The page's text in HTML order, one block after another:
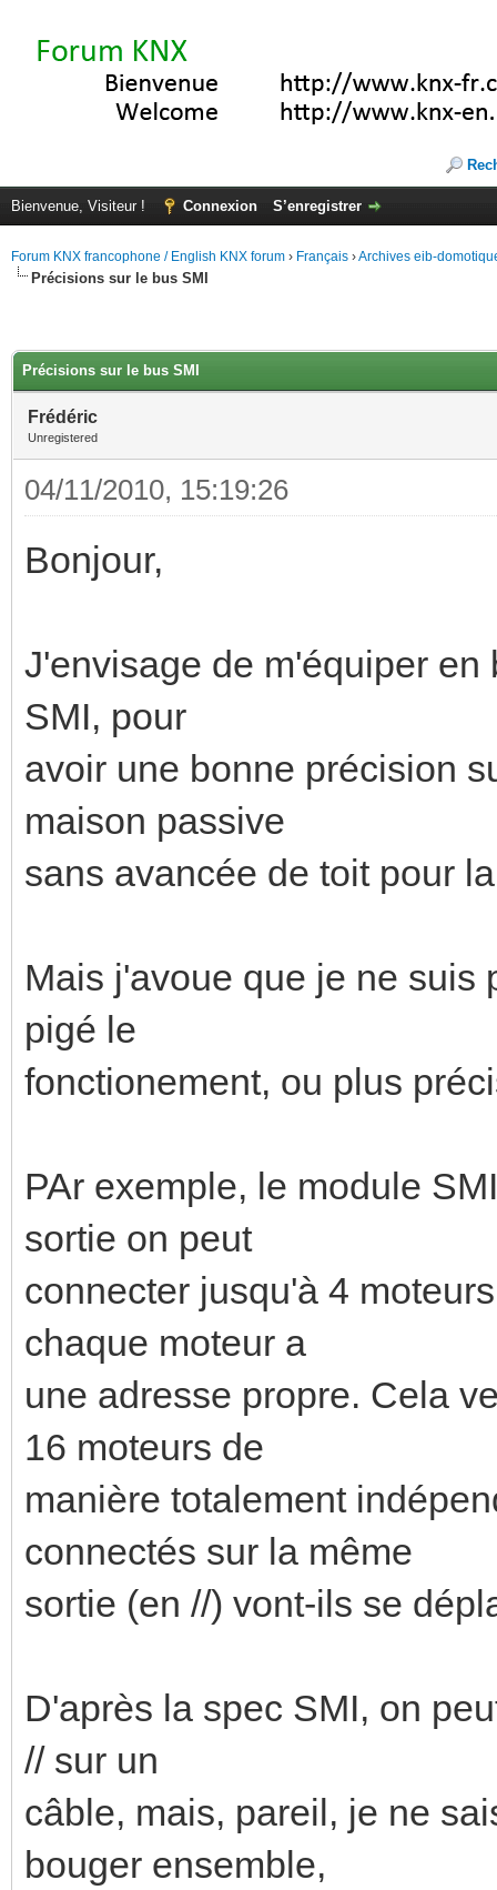
Bienvenue, Visiteur ! Connexion S’enregistrer
Forum KNX francophone / English KNX forum › Français ›Archives eib-
Précisions sur le bus SMI
Précisions sur le bus SMI
Frédéric
Unregistered
04/11/2010, 15:19:26
Bonjour,
J'envisage de m'équiper
SMI, pour
avoir une bonne précision
maison passive
sans avancée de toit pour
Mais j'avoue que je ne suis
pigé le
fonctionement, ou plus
PAr exemple, le module
sortie on peut
connecter jusqu'à 4
chaque moteur a
une adresse propre. Cela
16 moteurs de
manière totalement
connectés sur la même
sortie (en //) vont-ils se
D'après la spec SMI, on
// sur un
câble, mais, pareil, je ne
bouger ensemble,